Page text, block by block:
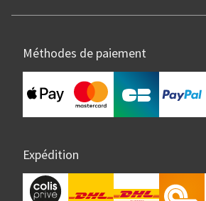
Méthodes de paiement
Expédition